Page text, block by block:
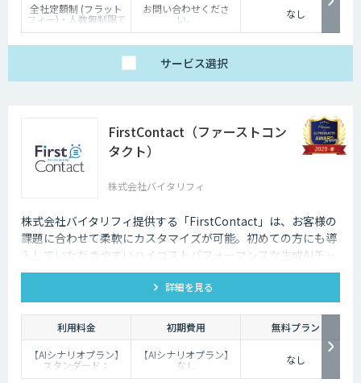
全社定額制 (フラット
フィー)・人数無制限で
ご利用いただけます。
お問い合わせくださ
い。 なし
サービス選択
FirstContact（ファーストコン
タクト）
株式会社バイタリフィ
株式会社バイタリフィ提供する「FirstContact」は、お客様の
課題に合わせて柔軟にカスタマイズが可能。初めての方にも導
入していただきやすいハイコストパフォーマンスな生成AIチャ
ットボットです。
詳細を見る
利用料金 初期費用
無料プラン
【AIシナリオプラン】
スタンダード：
￥2,980～/月、プレミ
【AIシナリオプラン】
なし
【生成AIプラン】：
なし